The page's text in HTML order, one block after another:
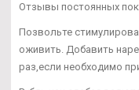
Отзывы постоянных
Позвольте
оживить. Добавить
раз,если необходимо